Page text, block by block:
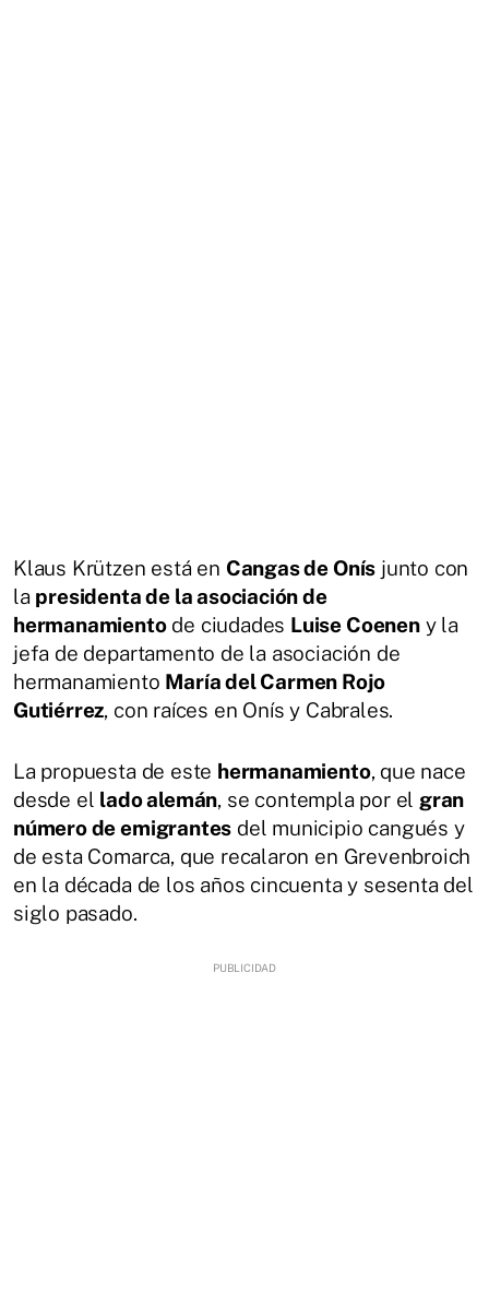
Klaus Krützen está en Cangas de Onís junto con
la presidenta de la asociación de
hermanamientode ciudades Luise Coeneny la
jefa de departamento de la asociación de
hermanamiento María del Carmen Rojo
Gutiérrez, con raíces en Onís y Cabrales.
La propuesta de este hermanamiento, que nace
desde el lado alemán, se contempla por el gran
número de emigrantes del municipio cangués y
de esta Comarca, que recalaron en Grevenbroich
en la década de los años cincuenta y sesenta del
siglo pasado.